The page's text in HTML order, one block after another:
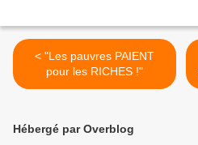
< "Les pauvres PAIENT
pour les RICHES !"
Hébergé par Overblog